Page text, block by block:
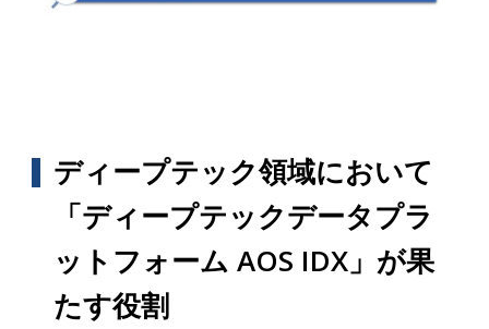
ディープテック領域において
「ディープテックデータプラ
ットフォーム AOS IDX」が果
たす役割